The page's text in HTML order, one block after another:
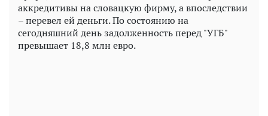
аккредитивы на словацкую фирму, а впоследствии
– перевел ей деньги. По состоянию на
сегодняшний день задолженность перед "УГБ"
превышает 18,8 млн евро.